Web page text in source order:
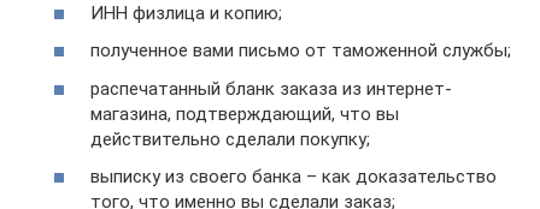
ИНН физлица и копию;
полученное вами письмо от таможенной службы;
распечатанный бланк заказа из интернет-
магазина, подтверждающий, что вы
действительно сделали покупку;
выписку из своего банка – как доказательство
того, что именно вы сделали заказ;